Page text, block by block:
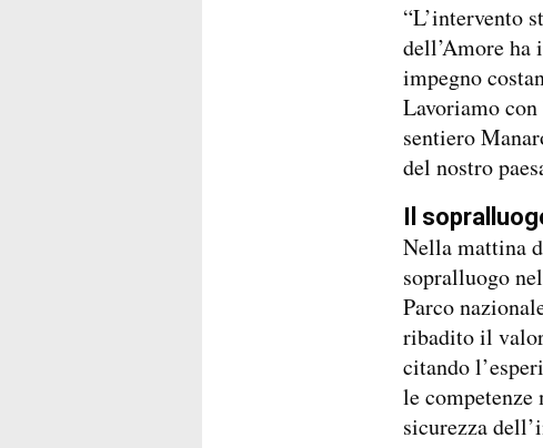
“L’intervento
dell’Amore
impegno
Lavoriamo
sentiero
del nostro
Il
Nella mattina
sopralluogo
Parco
ribadito il
citando
le competenze
sicurezza